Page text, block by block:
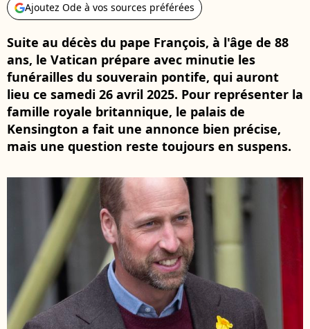
Ajoutez Ode à vos sources préférées
Suite au décès du pape François, à l'âge de 88
ans, le Vatican prépare avec minutie les
funérailles du souverain pontife, qui auront
lieu ce samedi 26 avril 2025. Pour représenter la
famille royale britannique, le palais de
Kensington a fait une annonce bien précise,
mais une question reste toujours en suspens.